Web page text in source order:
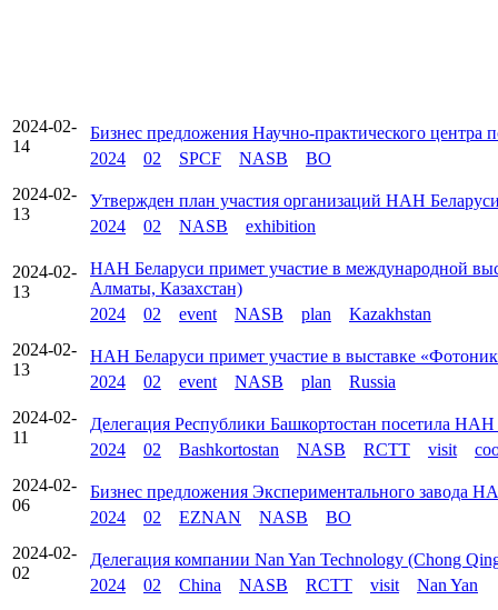
2024-02-
14
Бизнес предложения Научно-практического
2024
02 SPCF NASB
BO
2024-02-
13
Утвержден план участия организаций НАН
2024
02 NASB exhibition
2024-02-
13
НАН Беларуси примет участие в международной
Алматы, Казахстан)
2024
02 event NASB plan
Kazakhstan
2024-02-
13
НАН Беларуси примет участие в выставке
2024
02 event NASB plan
Russia
2024-02-
11
Делегация Республики Башкортостан посетила НАН
2024
02 Bashkortostan NASB RCTT visit
2024-02-
06
Бизнес предложения Экспериментального завода
2024
02 EZNAN NASB
BO
2024-02-
02
Делегация компании Nan Yan Technology (Chong
2024
02 China NASB RCTT visit
Nan Yan